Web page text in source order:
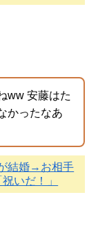
ww 安藤はた
かったなあ
結婚→お相手
いだ！」